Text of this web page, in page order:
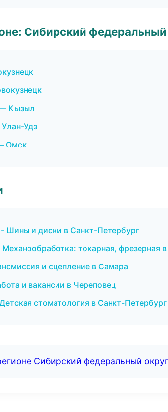
Сибирский федеральный
— Кызыл
Удэ
Омск
Шины и диски в Санкт-Петербург
токарная, фрезерная
и сцепление в Самара
и вакансии в Череповец
стоматология в Санкт-Петербург
Сибирский федеральный округ